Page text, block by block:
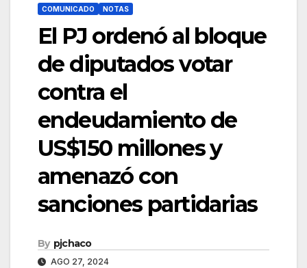
COMUNICADO NOTAS
El PJ ordenó al bloque
de diputados votar
contra el
endeudamiento de
US$150 millones y
amenazó con
sanciones partidarias
By pjchaco
AGO 27, 2024